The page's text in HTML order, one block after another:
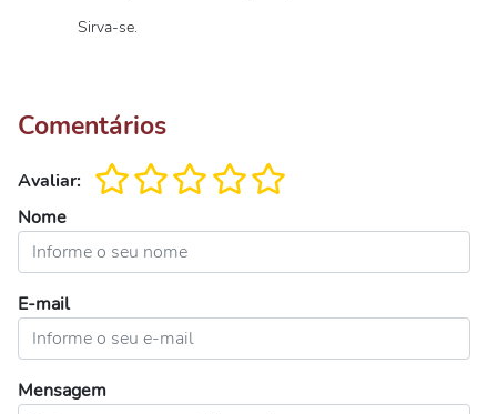
Sirva-se.
Comentários
Avaliar:
Nome
E-mail
Mensagem